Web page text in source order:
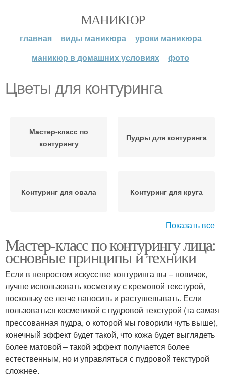
МАНИКЮР
главная виды маникюра
уроки маникюра
маникюр в домашних условиях
фото
Цветы для контуринга
Мастер-класс по
контурингу
Пудры для контуринга
Контуринг для овала Контуринг для круга
Контуринг для квадрата
треугольника
Идеальный контуринг Контуринг по форме
Навыки в контуринге
Средства для
контуринга
Показать все
Мастер-класс по контурингу лица:
основные принципы и техники
Если в непростом искусстве контуринга вы – новичок,
лучше использовать косметику с кремовой текстурой,
поскольку ее легче наносить и растушевывать. Если
пользоваться косметикой с пудровой текстурой (та самая
прессованная пудра, о которой мы говорили чуть выше),
конечный эффект будет такой, что кожа будет выглядеть
более матовой – такой эффект получается более
естественным, но и управляться с пудровой текстурой
сложнее.